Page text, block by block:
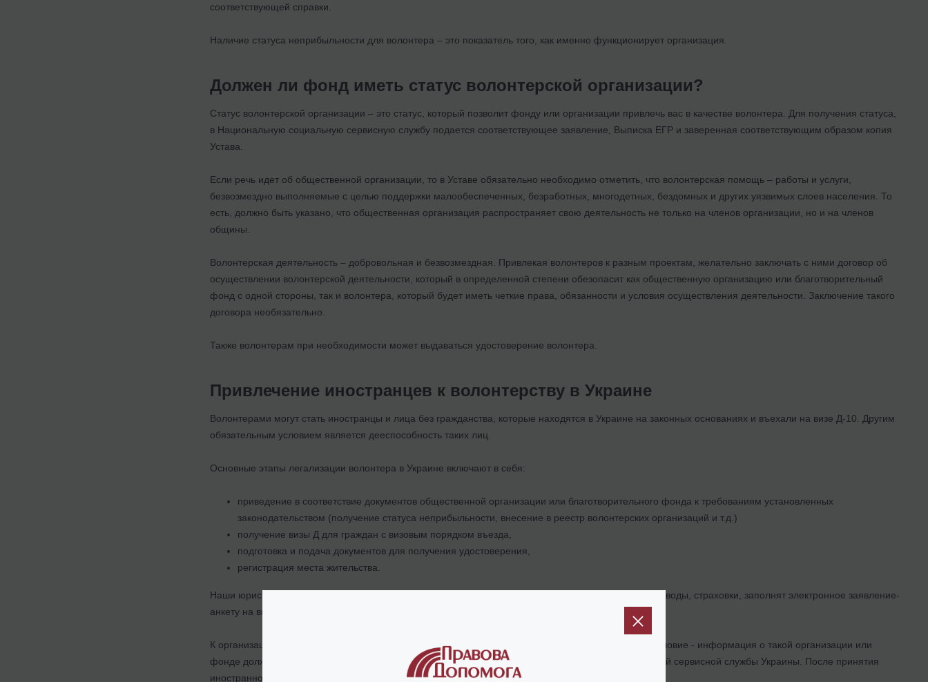
соответствующей справки.
Наличие статуса неприбыльности для волонтера – это показатель того, как именно функционирует организация.
Должен ли фонд иметь статус волонтерской организации?
Статус волонтерской организации – это статус, который позволит фонду или организации привлечь вас в качестве волонтера. Для получения статуса,
в Национальную социальную сервисную службу подается соответствующее заявление, Выписка ЕГР и заверенная соответствующим образом копия
Устава.
Если речь идет об общественной организации, то в Уставе обязательно необходимо отметить, что волонтерская помощь – работы и услуги,
безвозмездно выполняемые с целью поддержки малообеспеченных, безработных, многодетных, бездомных и других уязвимых слоев населения. То
есть, должно быть указано, что общественная организация распространяет свою деятельность не только на членов организации, но и на членов
общины.
Волонтерская деятельность – добровольная и безвозмездная. Привлекая волонтеров к разным проектам, желательно заключать с ними договор об
осуществлении волонтерской деятельности, который в определенной степени обезопасит как общественную организацию или благотворительный
фонд с одной стороны, так и волонтера, который будет иметь четкие права, обязанности и условия осуществления деятельности. Заключение такого
договора необязательно.
Также волонтерам при необходимости может выдаваться удостоверение волонтера.
Привлечение иностранцев к волонтерству в Украине
Волонтерами могут стать иностранцы и лица без гражданства, которые находятся в Украине на законных основаниях и въехали на визе Д-10. Другим
обязательным условием является дееспособность таких лиц.
Основные этапы легализации волонтера в Украине включают в себя:
приведение в соответствие документов общественной организации или благотворительного фонда к требованиям установленных
законодательством (получение статуса неприбыльности, внесение в реестр волонтерских организаций и т.д.)
получение визы Д для граждан с визовым порядком въезда,
подготовка и подача документов для получения удостоверения,
регистрация места жительства.
Наши юристы помогут на каждом из них, подготовят учредительные документы, необходимые переводы, страховки, заполнят электронное заявление-
анкету на визу, оформят все необходимые документы для получения визы и удостоверения.
К организациям, которые планируют привлекать иностранных волонтеров есть дополнительное условие - информация о такой организации или
фонде должна быть обязательно размещена на официальном веб-сайте Национальной социальной сервисной службы Украины. После принятия
иностранного волонтера, в эту службу должно быть направлено соответствующее уведомление.